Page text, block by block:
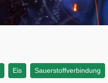
Eis Sauerstoffverbindung